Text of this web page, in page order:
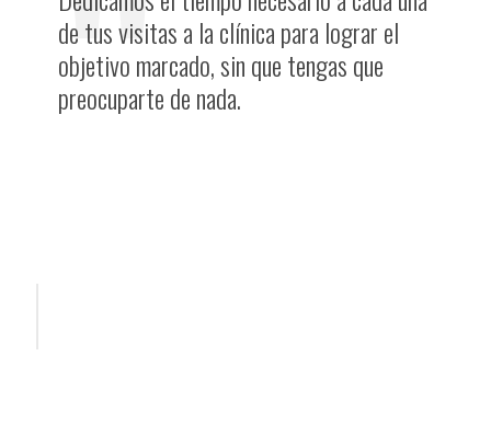
de tus visitas a la clínica para lograr el
objetivo marcado, sin que tengas que
preocuparte de nada.